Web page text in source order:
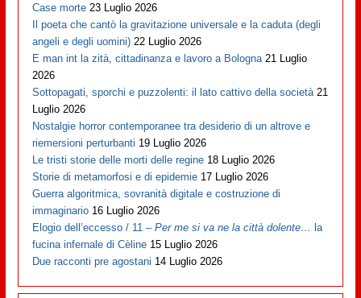
Case morte 23 Luglio 2026
Il poeta che cantò la gravitazione universale e la caduta (degli
angeli e degli uomini) 22 Luglio 2026
E man int la zità, cittadinanza e lavoro a Bologna 21 Luglio
2026
Sottopagati, sporchi e puzzolenti: il lato cattivo della società 21
Luglio 2026
Nostalgie horror contemporanee tra desiderio di un altrove e
riemersioni perturbanti 19 Luglio 2026
Le tristi storie delle morti delle regine 18 Luglio 2026
Storie di metamorfosi e di epidemie 17 Luglio 2026
Guerra algoritmica, sovranità digitale e costruzione di
immaginario 16 Luglio 2026
Elogio dell’eccesso / 11 –Per me si va ne la città dolente… la
fucina infernale di Cèline 15 Luglio 2026
Due racconti pre agostani 14 Luglio 2026